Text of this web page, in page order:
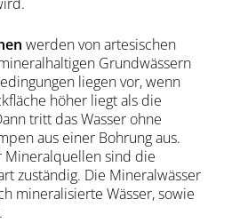
werden von artesischen
Grundwässern
liegen vor, wenn
höher liegt als die
tritt das Wasser ohne
aus einer Bohrung aus.
sind die
zuständig. Die Mineralwässer
mineralisierte Wässer, sowie